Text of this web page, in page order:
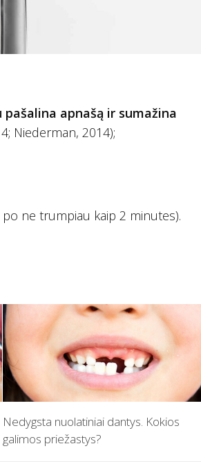
apnašą ir sumažina
Niederman, 2014);
ne trumpiau kaip 2 minutes).
Nedygsta nuolatiniai dantys. Kokios
galimos priežastys?